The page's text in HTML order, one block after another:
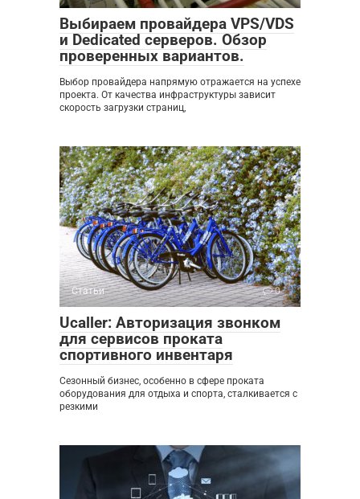
Выбираем провайдера VPS/VDS
и Dedicated серверов. Обзор
проверенных вариантов.
Выбор провайдера напрямую отражается на успехе
проекта. От качества инфраструктуры зависит
скорость загрузки страниц,
Статьи 0
Ucaller: Авторизация звонком
для сервисов проката
спортивного инвентаря
Сезонный бизнес, особенно в сфере проката
оборудования для отдыха и спорта, сталкивается с
резкими